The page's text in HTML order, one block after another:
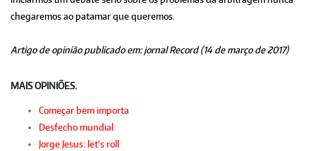
chegaremos ao patamar que queremos.
Artigo de opinião publicado em: jornal Record (14 de março de 2017)
MAIS OPINIÕES.
Começar bem importa
Desfecho mundial
Jorge Jesus: let's roll